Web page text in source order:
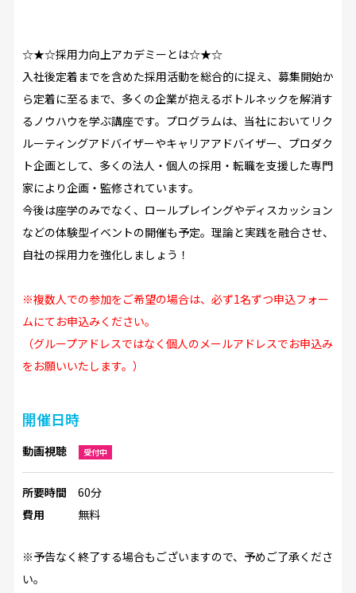
☆★☆採用力向上アカデミーとは☆★☆
入社後定着までを含めた採用活動を総合的に捉え、募集開始か
ら定着に至るまで、多くの企業が抱えるボトルネックを解消す
るノウハウを学ぶ講座です。プログラムは、当社においてリク
ルーティングアドバイザーやキャリアアドバイザー、プロダク
ト企画として、多くの法人・個人の採用・転職を支援した専門
家により企画・監修されています。
今後は座学のみでなく、ロールプレイングやディスカッション
などの体験型イベントの開催も予定。理論と実践を融合させ、
自社の採用力を強化しましょう！
※複数人での参加をご希望の場合は、必ず1名ずつ申込フォー
ムにてお申込みください。
（グループアドレスではなく個人のメールアドレスでお申込み
をお願いいたします。）
開催日時
動画視聴 受付中
所要時間
60分
費用
無料
※予告なく終了する場合もございますので、予めご了承くださ
い。